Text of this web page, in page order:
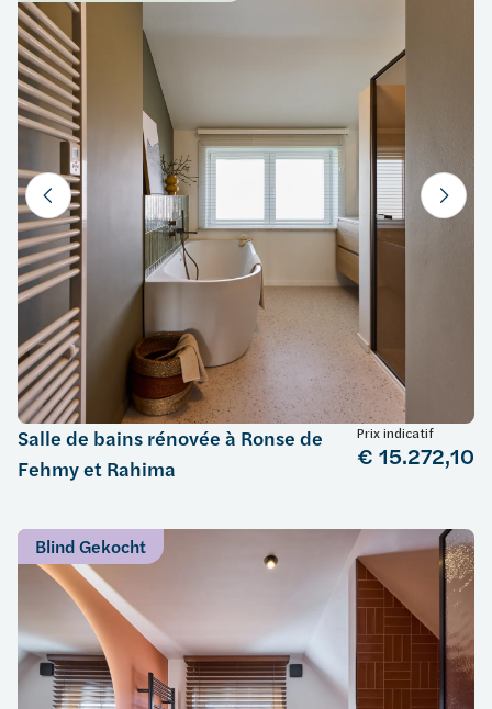
Salle de bains rénovée à Ronse de
Fehmy et Rahima
Prix indicatif
€ 15.272,10
Blind Gekocht